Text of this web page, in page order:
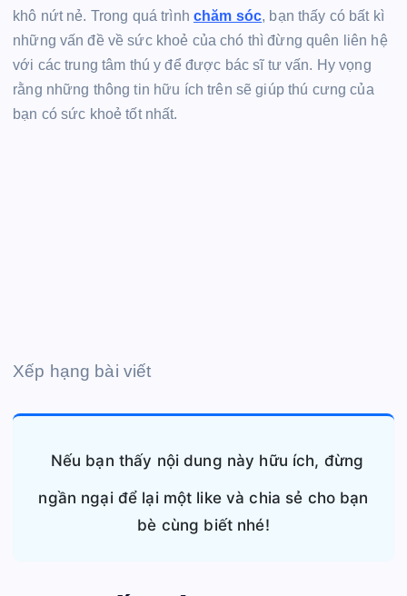
khô nứt nẻ. Trong quá trìnhchăm sóc, bạn thấy có bất kì
những vấn đề về sức khoẻ của chó thì đừng quên liên hệ
với các trung tâm thú y để được bác sĩ tư vấn. Hy vọng
rằng những thông tin hữu ích trên sẽ giúp thú cưng của
bạn có sức khoẻ tốt nhất.
Xếp hạng bài viết
Nếu bạn thấy nội dung này hữu ích, đừng
ngần ngại để lại một like và chia sẻ cho bạn
bè cùng biết nhé!